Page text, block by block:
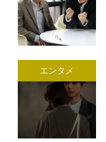
エンタメ